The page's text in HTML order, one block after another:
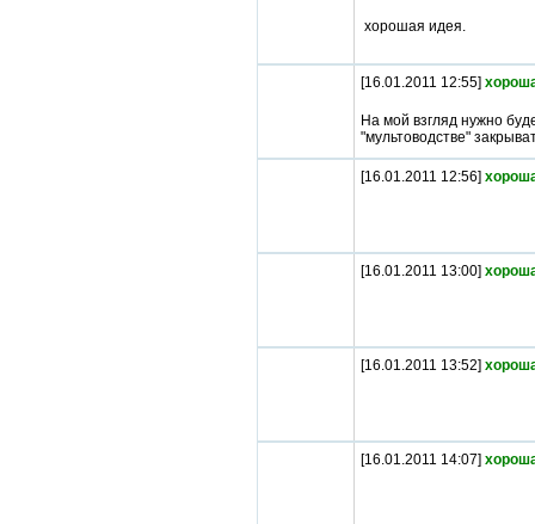
хорошая идея.
[16.01.2011 12:55]
На мой взгляд нужно
"мультоводстве"
[16.01.2011 12:56]
[16.01.2011 13:00]
[16.01.2011 13:52]
[16.01.2011 14:07]